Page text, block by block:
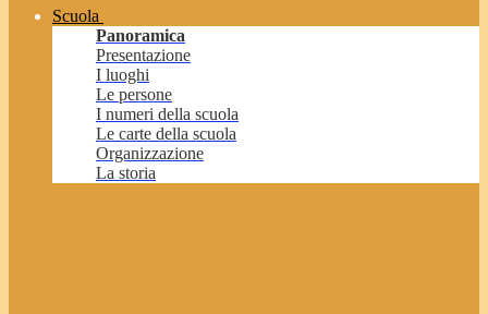
Scuola
Panoramica
Presentazione
I luoghi
Le persone
I numeri della scuola
Le carte della scuola
Organizzazione
La storia